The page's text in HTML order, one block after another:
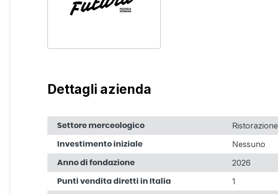
Dettagli azienda
Settore merceologico Ristorazione
Investimento iniziale Nessuno
Anno di fondazione 2026
Punti vendita diretti in Italia 1